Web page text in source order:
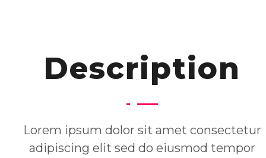
Description
Lorem ipsum dolor sit amet consectetur
adipiscing elit sed do eiusmod tempor